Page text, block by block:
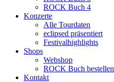
ROCK Buch 4
Konzerte
Alle Tourdaten
eclipsed präsentiert
Festivalhighlights
Shops
Webshop
ROCK Buch bestellen
Kontakt